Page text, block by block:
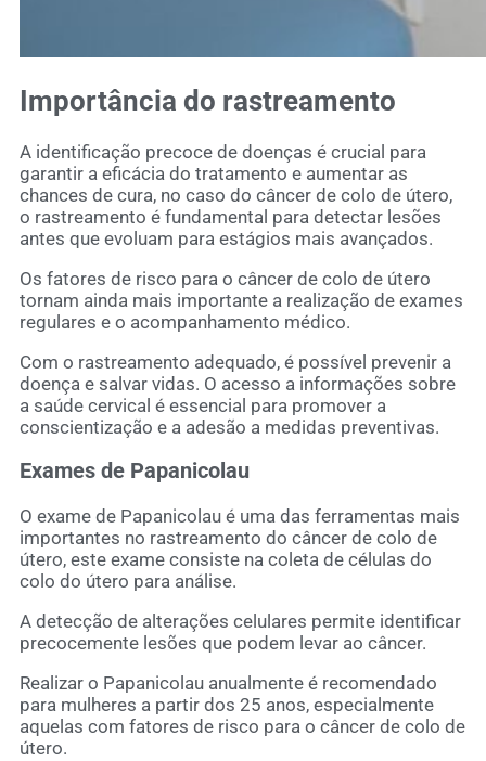
Importância do rastreamento
A identificação precoce de doenças é crucial para
garantir a eficácia do tratamento e aumentar as
chances de cura, no caso do câncer de colo de útero,
o rastreamento é fundamental para detectar lesões
antes que evoluam para estágios mais avançados.
Os fatores de risco para o câncer de colo de útero
tornam ainda mais importante a realização de exames
regulares e o acompanhamento médico.
Com o rastreamento adequado, é possível prevenir a
doença e salvar vidas. O acesso a informações sobre
a saúde cervical é essencial para promover a
conscientização e a adesão a medidas preventivas.
Exames de Papanicolau
O exame de Papanicolau é uma das ferramentas mais
importantes no rastreamento do câncer de colo de
útero, este exame consiste na coleta de células do
colo do útero para análise.
A detecção de alterações celulares permite identificar
precocemente lesões que podem levar ao câncer.
Realizar o Papanicolau anualmente é recomendado
para mulheres a partir dos 25 anos, especialmente
aquelas com fatores de risco para o câncer de colo de
útero.